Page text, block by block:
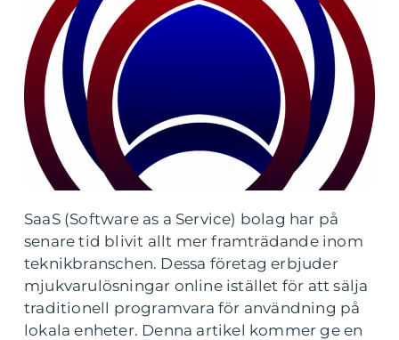
SaaS (Software as a Service) bolag har på
senare tid blivit allt mer framträdande inom
teknikbranschen. Dessa företag erbjuder
mjukvarulösningar online istället för att sälja
traditionell programvara för användning på
lokala enheter. Denna artikel kommer ge en